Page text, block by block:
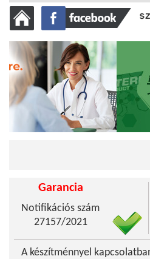
Garancia
Notifikációs szám
27157/2021
A készítménnyel